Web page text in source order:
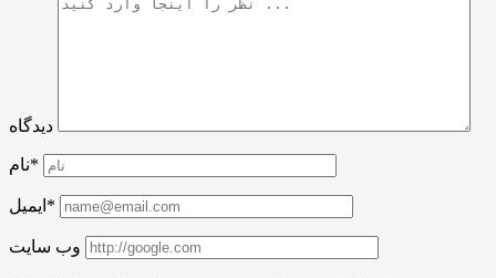
دیدگاه
نام*
ایمیل*
وب سایت